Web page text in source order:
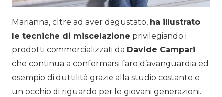
Marianna, oltre ad aver degustato, ha illustrato
le tecniche di miscelazione privilegiando i
prodotti commercializzati da Davide Campari
che continua a confermarsi faro d’avanguardia ed
esempio di duttilità grazie alla studio costante e
un occhio di riguardo per le giovani generazioni.